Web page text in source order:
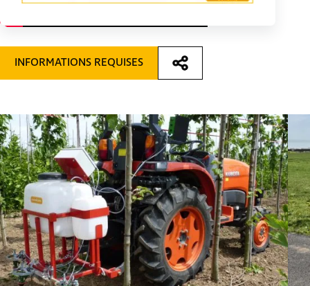
INFORMATIONS REQUISES